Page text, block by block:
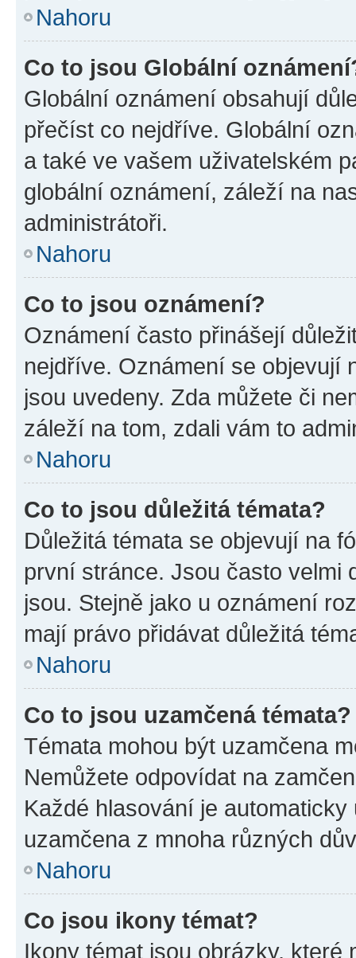
Nahoru
Co to jsou Globální
Globální oznámení obsahují
přečíst co nejdříve. Globální
a také ve vašem uživatelském
globální oznámení, záleží na
administrátoři.
Nahoru
Co to jsou oznámení?
Oznámení často přinášejí
nejdříve. Oznámení se objevují
jsou uvedeny. Zda můžete či
záleží na tom, zdali vám to
Nahoru
Co to jsou důležitá témata?
Důležitá témata se objevují na
první stránce. Jsou často velmi
jsou. Stejně jako u oznámení
mají právo přidávat důležitá
Nahoru
Co to jsou uzamčená témata?
Témata mohou být uzamčena
Nemůžete odpovídat na
Každé hlasování je
uzamčena z mnoha různých
Nahoru
Co jsou ikony témat?
Ikony témat jsou obrázky,